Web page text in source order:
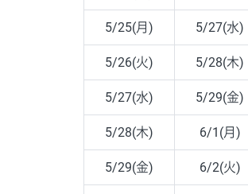
5/25(月) 5/27(水)
5/26(火) 5/28(木)
5/27(水) 5/29(金)
5/28(木) 6/1(月)
5/29(金) 6/2(火)